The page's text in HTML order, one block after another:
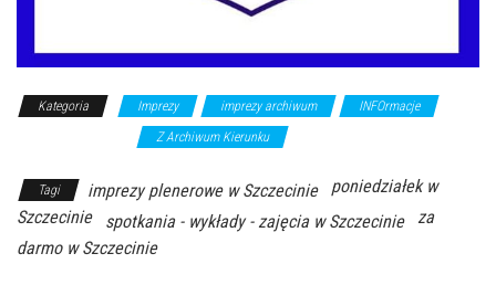
Kategoria Imprezy imprezy archiwum
INFOrmacje
Z Archiwum Kierunku
Tagi imprezy plenerowe w Szczecinie
poniedziałek w
Szczecinie
spotkania - wykłady - zajęcia w Szczecinie
za
darmo w Szczecinie